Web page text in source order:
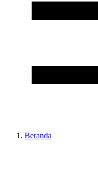
Beranda